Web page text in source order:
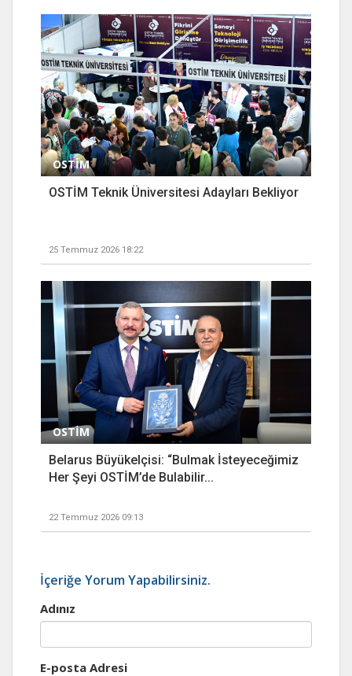
OSTİM
OSTİM Teknik Üniversitesi Adayları Bekliyor
25 Temmuz 2026 18:22
OSTİM
Belarus Büyükelçisi: “Bulmak İsteyeceğimiz
Her Şeyi OSTİM’de Bulabilir...
22 Temmuz 2026 09:13
İçeriğe Yorum Yapabilirsiniz.
Adınız
E-posta Adresi